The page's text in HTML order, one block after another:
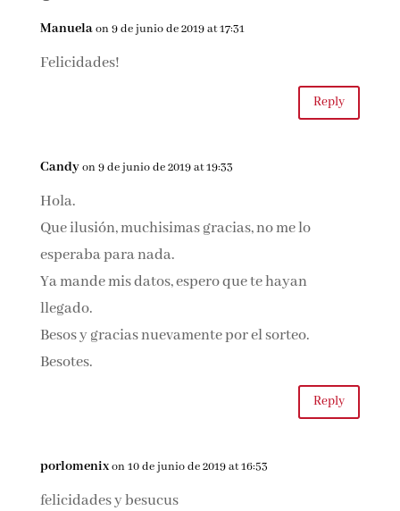
Manuela on 9 de junio de 2019 at 17:31
Felicidades!
Reply
Candy on 9 de junio de 2019 at 19:33
Hola.
Que ilusión, muchisimas gracias, no me lo
esperaba para nada.
Ya mande mis datos, espero que te hayan
llegado.
Besos y gracias nuevamente por el sorteo.
Besotes.
Reply
porlomenix on 10 de junio de 2019 at 16:53
felicidades y besucus